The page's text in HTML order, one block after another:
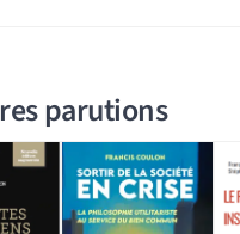
parutions